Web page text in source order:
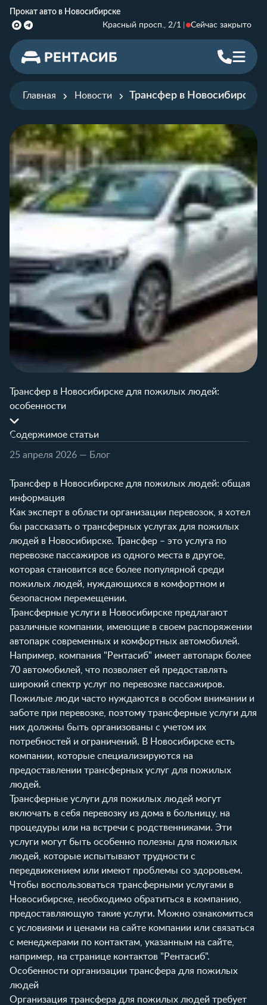
Прокат авто в Новосибирске
Красный просп., 2/1
Сейчас закрыто
Главная Новости Трансфер в
Трансфер в Новосибирске для пожилых людей:
особенности
Содержимое статьи
25 апреля 2026 — Блог
Трансфер в Новосибирске для пожилых людей: общая
информация
Как эксперт в области организации перевозок, я хотел
бы рассказать о трансферных услугах для пожилых
людей в Новосибирске. Трансфер – это услуга по
перевозке пассажиров из одного места в другое,
которая становится все более популярной среди
пожилых людей, нуждающихся в комфортном и
безопасном перемещении.
Трансферные услуги в Новосибирске предлагают
различные компании, имеющие в своем распоряжении
автопарк современных и комфортных автомобилей.
Например, компания "Рентасиб" имеет автопарк более
70 автомобилей, что позволяет ей предоставлять
широкий спектр услуг по перевозке пассажиров.
Пожилые люди часто нуждаются в особом внимании и
заботе при перевозке, поэтому трансферные услуги для
них должны быть организованы с учетом их
потребностей и ограничений. В Новосибирске есть
компании, которые специализируются на
предоставлении трансферных услуг для пожилых
людей.
Трансферные услуги для пожилых людей могут
включать в себя перевозку из дома в больницу, на
процедуры или на встречи с родственниками. Эти
услуги могут быть особенно полезны для пожилых
людей, которые испытывают трудности с
передвижением или имеют проблемы со здоровьем.
Чтобы воспользоваться трансферными услугами в
Новосибирске, необходимо обратиться в компанию,
предоставляющую такие услуги. Можно ознакомиться
с условиями и ценами на сайте компании или связаться
с менеджерами по контактам, указанным на сайте,
например, на странице контактов "Рентасиб".
Особенности организации трансфера для пожилых
людей
Организация трансфера для пожилых людей требует